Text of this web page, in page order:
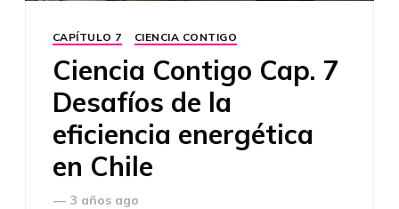
CAPÍTULO 7 CIENCIA CONTIGO
Ciencia Contigo Cap. 7
Desafíos de la
eficiencia energética
en Chile
— 3 años ago